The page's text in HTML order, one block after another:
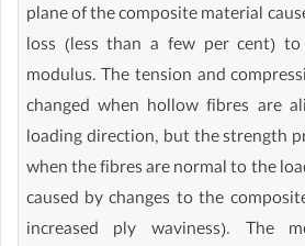
plane of the composite material
loss (less than a few per cent)
modulus. The tension and
changed when hollow fibres are
loading direction, but the strength
when the fibres are normal to the
caused by changes to the
increased ply waviness). The